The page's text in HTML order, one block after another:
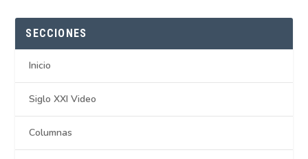
SECCIONES
Inicio
Siglo XXI Video
Columnas